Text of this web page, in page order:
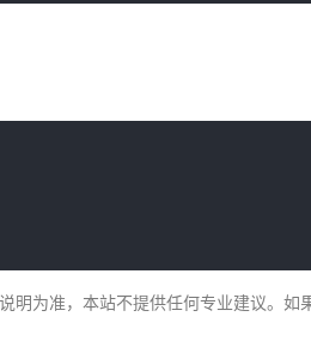
明为准，本站不提供任何专业建议。